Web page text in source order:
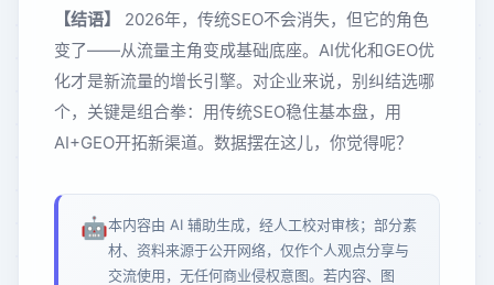
【结语】
2026年，传统SEO不会消失，但它的角色
变了——从流量主角变成基础底座。AI优化和GEO优
化才是新流量的增长引擎。对企业来说，别纠结选哪
个，关键是组合拳：用传统SEO稳住基本盘，用
AI+GEO开拓新渠道。数据摆在这儿，你觉得呢？
🤖本内容由 AI 辅助生成，经人工校对审核；部分素
材、资料来源于公开网络，仅作个人观点分享与
交流使用，无任何商业侵权意图。若内容、图